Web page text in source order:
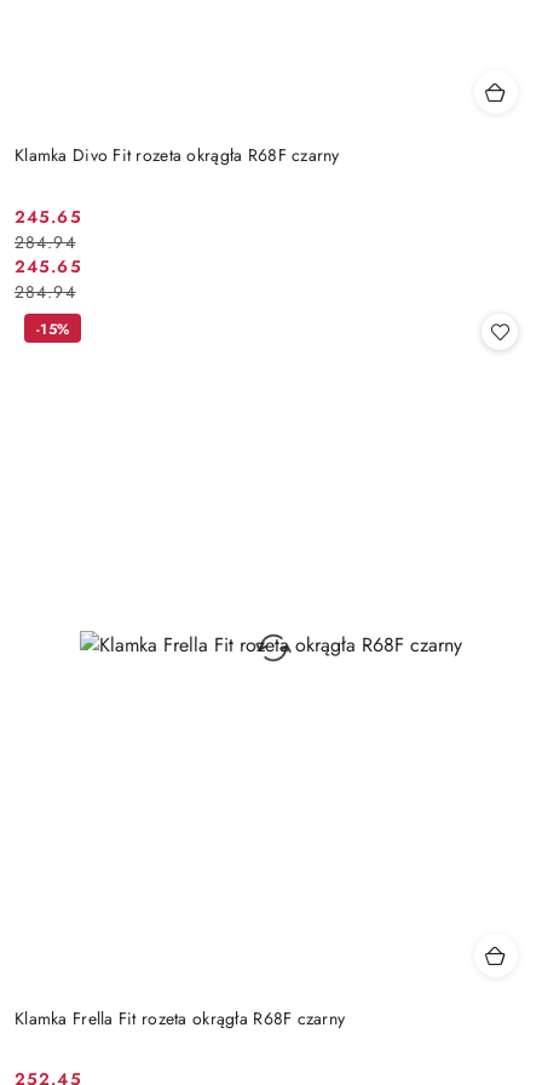
Klamka Divo Fit rozeta okrągła R68F czarny
Cena
promocyjna:
245.65
Cena
przed
promocją:
284.94
Cena
promocyjna:
245.65
Cena
przed
promocją:
284.94
Klamka Frella Fit rozeta okrągła R68F czarny
252.45
-15%